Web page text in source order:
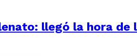
llegó la hora de